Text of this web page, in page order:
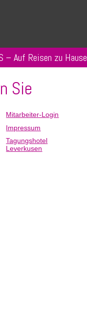
– Auf Reisen zu Hause
Sie
Mitarbeiter-Login
Impressum
Tagungshotel
Leverkusen